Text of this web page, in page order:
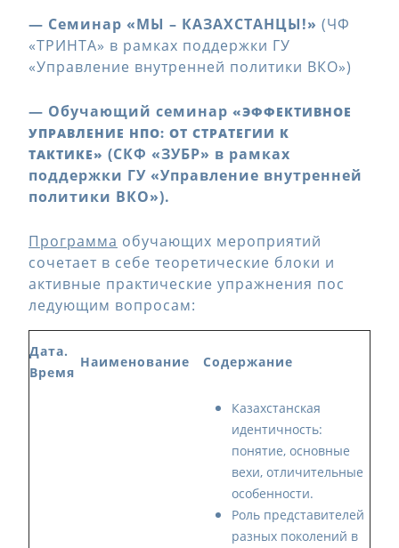
— Семинар «МЫ – КАЗАХСТАНЦЫ!» (ЧФ
«ТРИНТА» в рамках поддержки ГУ
«Управление внутренней политики ВКО»)
— Обучающий семинар «ЭФФЕКТИВНОЕ
УПРАВЛЕНИЕ НПО: ОТ СТРАТЕГИИ К
ТАКТИКЕ» (СКФ «ЗУБР» в рамках
поддержки ГУ «Управление внутренней
политики ВКО»).
Программа обучающих мероприятий
сочетает в себе теоретические блоки и
активные практические упражнения пос
ледующим вопросам:
Дата.
Время
Наименование Содержание
Казахстанская
идентичность:
понятие, основные
вехи, отличительные
особенности.
Роль представителей
разных поколений в